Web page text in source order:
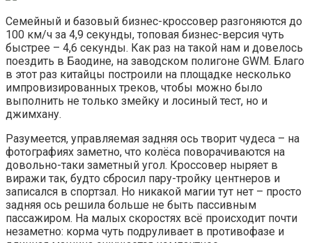
Семейный и базовый бизнес-кроссовер разгоняются до
100 км/ч за 4,9 секунды, топовая бизнес-версия чуть
быстрее – 4,6 секунды. Как раз на такой нам и довелось
поездить в Баодине, на заводском полигоне GWM. Благо
в этот раз китайцы построили на площадке несколько
импровизированных треков, чтобы можно было
выполнить не только змейку и лосиный тест, но и
джимхану.
Разумеется, управляемая задняя ось творит чудеса – на
фотографиях заметно, что колёса поворачиваются на
довольно-таки заметный угол. Кроссовер ныряет в
виражи так, будто сбросил пару-тройку центнеров и
записался в спортзал. Но никакой магии тут нет – просто
задняя ось решила больше не быть пассивным
пассажиром. На малых скоростях всё происходит почти
незаметно: корма чуть подруливает в противофазе и